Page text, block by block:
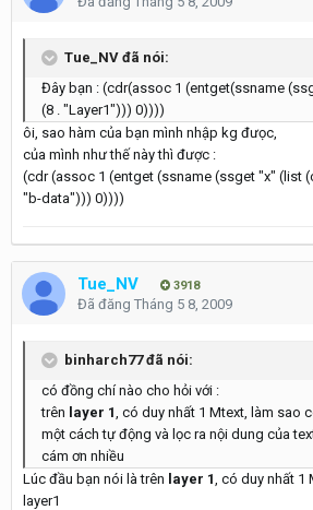
Tue_NV đã nói:
Đây bạn : (cdr(assoc 1 (entget(ssname
(8 . "Layer1"))) 0))))
ôi, sao hàm của bạn mình nhập kg đưọc,
của mình như thế này thì được :
(cdr (assoc 1 (entget (ssname (ssget "x" (list
"b-data"))) 0))))
Tue_NV 3918
Đã đăng Tháng 5 8, 2009
binharch77 đã nói:
có đồng chí nào cho hỏi với :
trên layer 1, có duy nhất 1 Mtext, làm sao
một cách tự động và lọc ra nội dung của
cám ơn nhiều
Lúc đầu bạn nói là trên layer 1, có duy nhất 1
layer1